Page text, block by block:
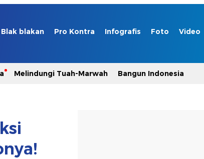
Blak blakan Pro Kontra Infografis Foto Video
Melindungi Tuah-Marwah Bangun Indonesia